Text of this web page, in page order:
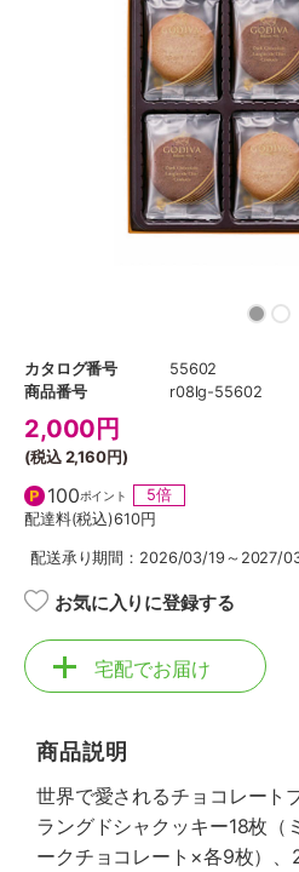
カタログ番号
55602
商品番号
r08lg-55602
2,000 円
(税込2,160円)
100ポイント
5倍
配達料(税込)610円
配送承り期間：2026/03/19～2027/
お気に入りに登録する
宅配でお届け
商品説明
世界で愛されるチョコレート
ラングドシャクッキー18枚（
ークチョコレート×各9枚）